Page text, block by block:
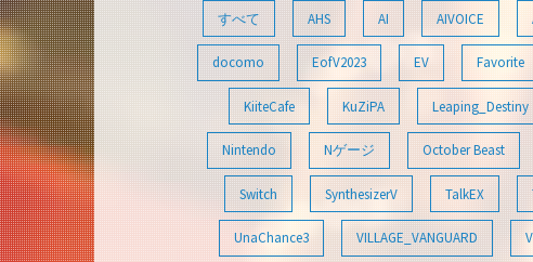
すべて AHS AI AIVOICE
docomo EofV2023 EV Favorite
KiiteCafe KuZiPA Leaping_Destiny
Nintendo Nゲージ October Beast
Switch SynthesizerV TalkEX
UnaChance3 VILLAGE_VANGUARD